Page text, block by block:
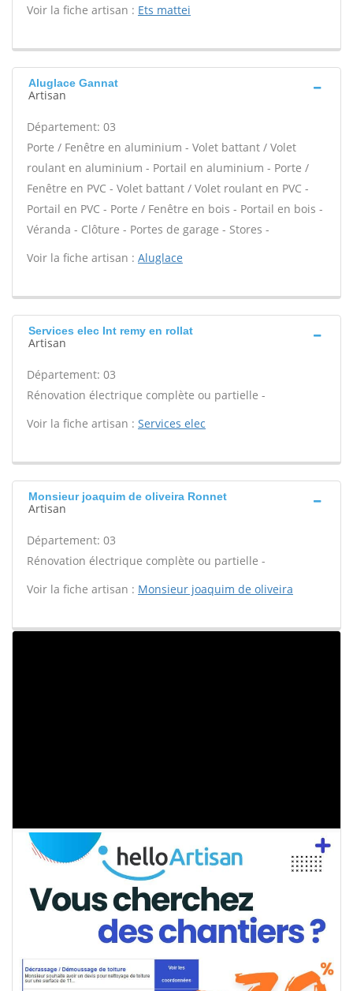
Voir la fiche artisan : Ets mattei
Aluglace Gannat
Artisan
Département: 03
Porte / Fenêtre en aluminium - Volet battant / Volet
roulant en aluminium - Portail en aluminium - Porte /
Fenêtre en PVC - Volet battant / Volet roulant en PVC -
Portail en PVC - Porte / Fenêtre en bois - Portail en bois -
Véranda - Clôture - Portes de garage - Stores -
Voir la fiche artisan : Aluglace
Services elec Int remy en rollat
Artisan
Département: 03
Rénovation électrique complète ou partielle -
Voir la fiche artisan : Services elec
Monsieur joaquim de oliveira Ronnet
Artisan
Département: 03
Rénovation électrique complète ou partielle -
Voir la fiche artisan : Monsieur joaquim de oliveira